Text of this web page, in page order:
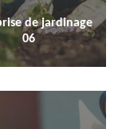
de jardinage
06